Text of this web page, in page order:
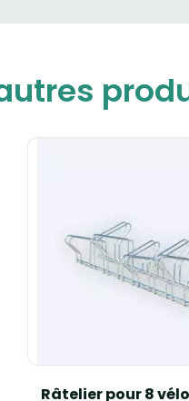
Râtelier pour 8